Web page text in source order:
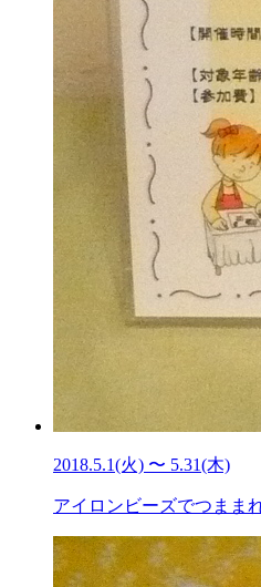
2018.5.1(火) 〜 5.31(木)
アイロンビーズでつまま